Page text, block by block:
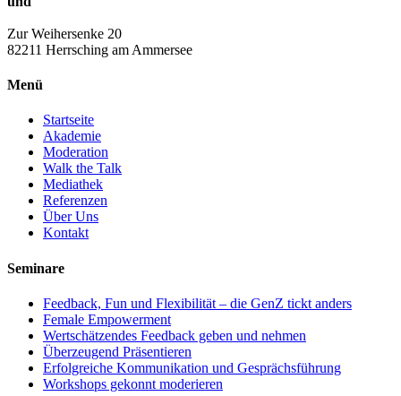
Zur Weihersenke 20
82211 Herrsching am Ammersee
Menü
Startseite
Akademie
Moderation
Walk the Talk
Mediathek
Referenzen
Über Uns
Kontakt
Seminare
Feedback, Fun und Flexibilität – die GenZ tickt anders
Female Empowerment
Wertschätzendes Feedback geben und nehmen
Überzeugend Präsentieren
Erfolgreiche Kommunikation und Gesprächsführung
Workshops gekonnt moderieren
Kundenbewertungen und Erfahrungen zu
Kerstin Stromberg-Mallmann